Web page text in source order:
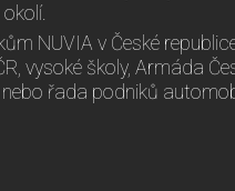
NUVIA v České
vysoké školy, Armáda
řada podniků